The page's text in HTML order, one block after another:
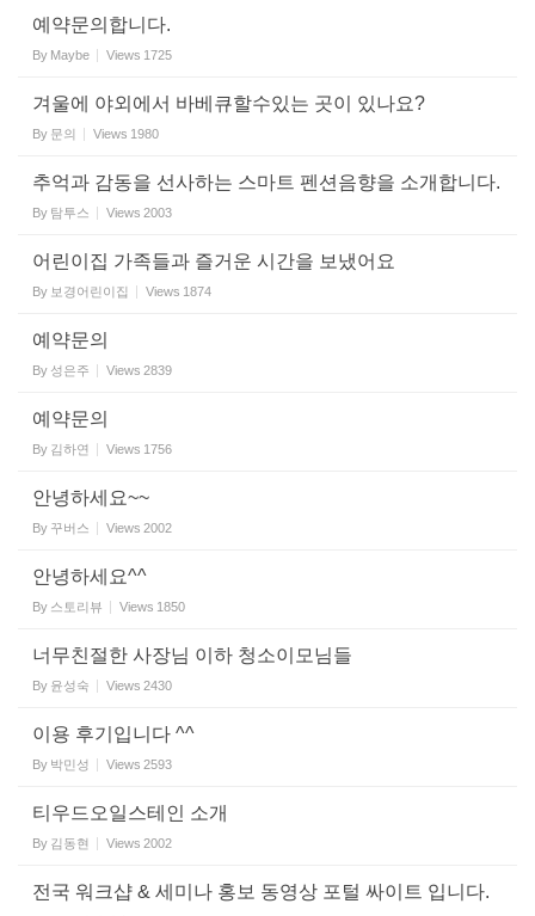
예약문의합니다.
By Maybe Views 1725
겨울에 야외에서 바베큐할수있는 곳이 있나요?
By 문의 Views 1980
추억과 감동을 선사하는 스마트 펜션음향을 소개합니다.
By 탐투스 Views 2003
어린이집 가족들과 즐거운 시간을 보냈어요
By 보경어린이집 Views 1874
예약문의
By 성은주 Views 2839
예약문의
By 김하연 Views 1756
안녕하세요~~
By 꾸버스 Views 2002
안녕하세요^^
By 스토리뷰 Views 1850
너무친절한 사장님 이하 청소이모님들
By 윤성숙 Views 2430
이용 후기입니다 ^^
By 박민성 Views 2593
티우드오일스테인 소개
By 김동현 Views 2002
전국 워크샵 & 세미나 홍보 동영상 포털 싸이트 입니다.